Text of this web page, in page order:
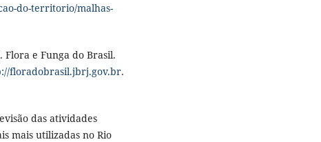
do-territorio/malhas-
Flora e Funga do Brasil.
floradobrasil.jbrj.gov.br.
das atividades
mais utilizadas no Rio